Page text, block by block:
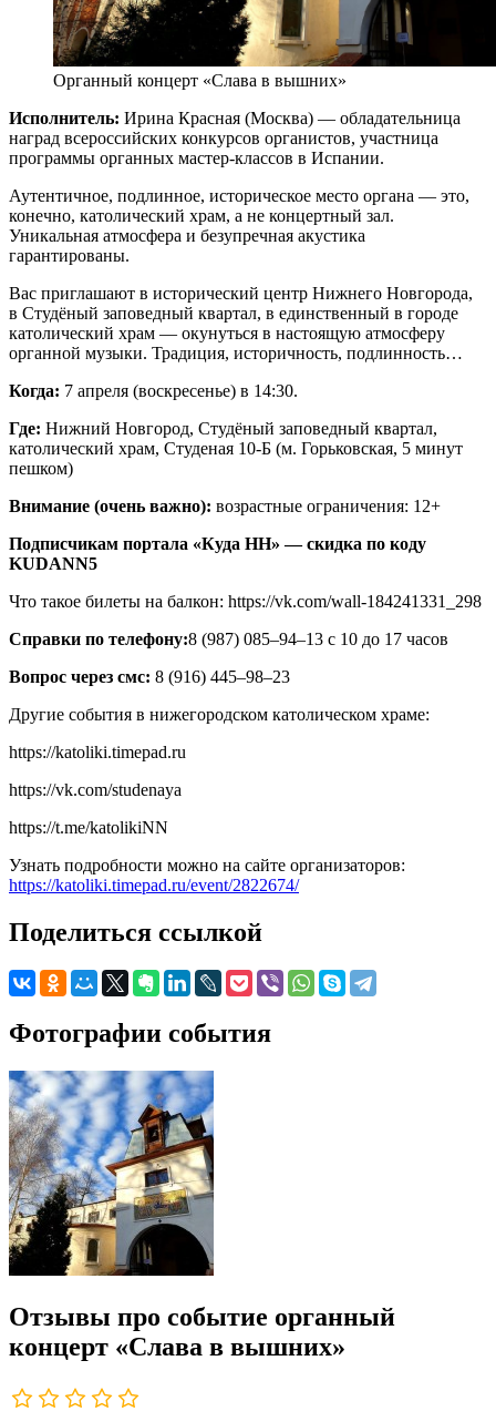
Органный концерт «Слава в вышних»
Исполнитель: Ирина Красная (Москва) — обладательница
наград всероссийских конкурсов органистов, участница
программы органных мастер-классов в Испании.
Аутентичное, подлинное, историческое место органа — это,
конечно, католический храм, а не концертный зал.
Уникальная атмосфера и безупречная акустика
гарантированы.
Вас приглашают в исторический центр Нижнего Новгорода,
в Студёный заповедный квартал, в единственный в городе
католический храм — окунуться в настоящую атмосферу
органной музыки. Традиция, историчность, подлинность…
Когда: 7 апреля (воскресенье) в 14:30.
Где: Нижний Новгород, Студёный заповедный квартал,
католический храм, Студеная 10-Б (м. Горьковская, 5 минут
пешком)
Внимание (очень важно): возрастные ограничения: 12+
Подписчикам портала «Куда НН» — скидка по коду
KUDANN5
Что такое билеты на балкон: https://vk.com/wall-184241331_298
Справки по телефону:8 (987) 085–94–13 с 10 до 17 часов
Вопрос через смс: 8 (916) 445–98–23
Другие события в нижегородском католическом храме:
https://katoliki.timepad.ru
https://vk.com/studenaya
https://t.me/katolikiNN
Узнать подробности можно на сайте организаторов:
https://katoliki.timepad.ru/event/2822674/
Поделиться ссылкой
Фотографии события
Отзывы про событие органный
концерт «Слава в вышних»